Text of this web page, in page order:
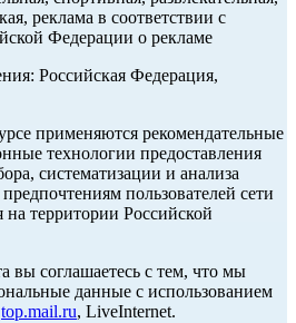
реклама в соответствии с
Федерации о рекламе
Российская Федерация,
применяются рекомендательные
технологии предоставления
систематизации и анализа
пользователей сети
территории Российской
вы соглашаетесь с тем, что мы
данные с использованием
top.mail.ru, LiveInternet.